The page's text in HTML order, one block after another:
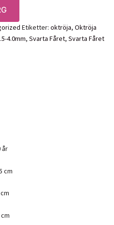
Etiketter: oktröja, Oktröja
4.0mm, Svarta Fåret, Svarta Fåret